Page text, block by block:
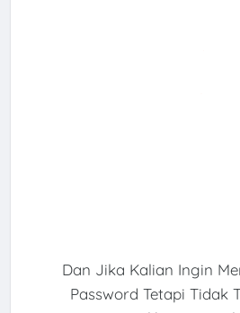
Dan Jika Kalian Ingin
Password Tetapi Tidak